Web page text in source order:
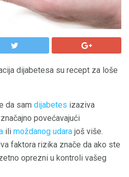
dijabetesa su recept za loše
da sam dijabetes izaziva
povećavajući
ili moždanog udara još više.
faktora rizika znače da ako ste
oprezni u kontroli vašeg